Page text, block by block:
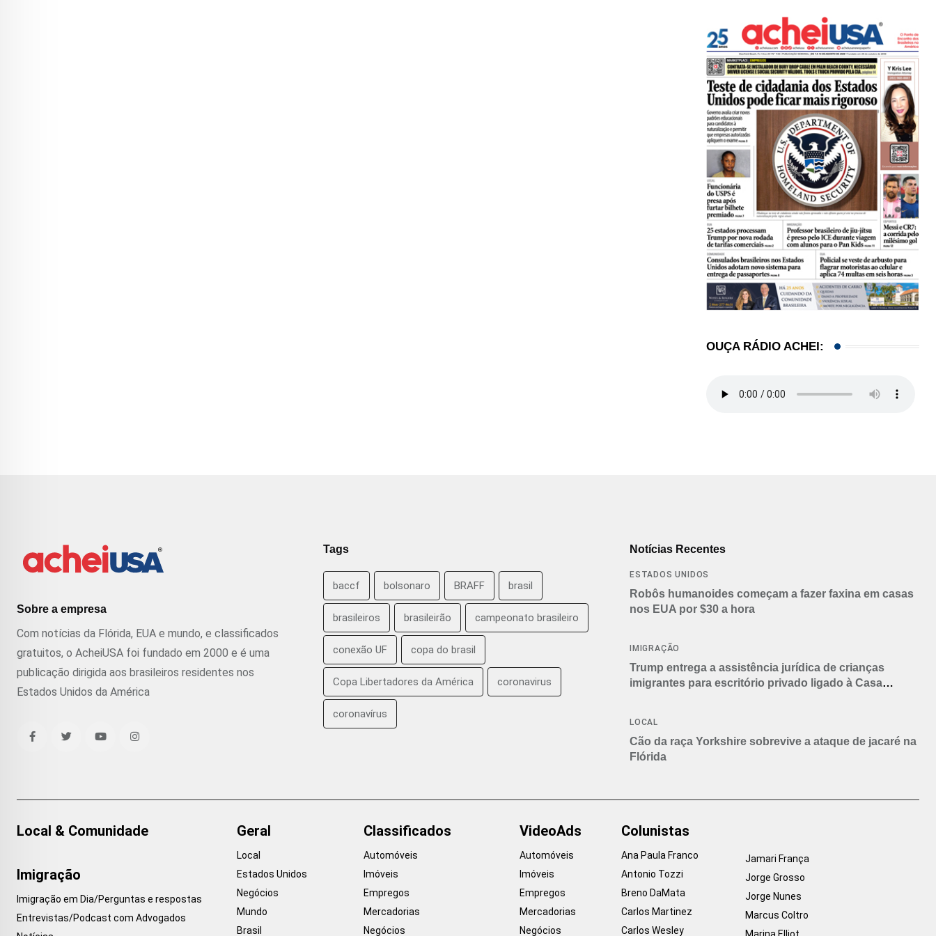
OUÇA RÁDIO ACHEI:
Sobre a empresa
Com notícias da Flórida, EUA e mundo, e classificados
gratuitos, o AcheiUSA foi fundado em 2000 e é uma
publicação dirigida aos brasileiros residentes nos
Estados Unidos da América
Tags
baccf bolsonaro BRAFF brasil
brasileiros brasileirão campeonato brasileiro
conexão UF copa do brasil
Copa Libertadores da América coronavirus
coronavírus
Notícias Recentes
ESTADOS UNIDOS
Robôs humanoides começam a fazer faxina em casas
nos EUA por $30 a hora
IMIGRAÇÃO
Trump entrega a assistência jurídica de crianças
imigrantes para escritório privado ligado à Casa
LOCAL
Cão da raça Yorkshire sobrevive a ataque de jacaré na
Flórida
Local & Comunidade
Imigração
Imigração em Dia/Perguntas e respostas
Entrevistas/Podcast com Advogados
Geral
Local
Estados Unidos
Negócios
Mundo
Brasil
Classificados
Automóveis
Imóveis
Empregos
Mercadorias
Negócios
VideoAds
Automóveis
Imóveis
Empregos
Mercadorias
Negócios
Colunistas
Ana Paula Franco
Antonio Tozzi
Breno DaMata
Carlos Martinez
Carlos Wesley
Jamari França
Jorge Grosso
Jorge Nunes
Marcus Coltro